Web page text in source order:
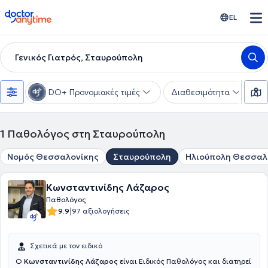
doctoranytime EL
Γενικός Γιατρός, Σταυρούπολη
DO+ Προνομιακές τιμές Διαθεσιμότητα
1 Παθολόγος στη Σταυρούπολη
Νομός Θεσσαλονίκης Σταυρούπολη Ηλιούπολη
Κωνσταντινίδης Λάζαρος
Παθολόγος
9.9|97 αξιολογήσεις
Σχετικά με τον ειδικό
O Κωνσταντινίδης Λάζαρος είναι Ειδικός Παθολόγος και διατηρεί